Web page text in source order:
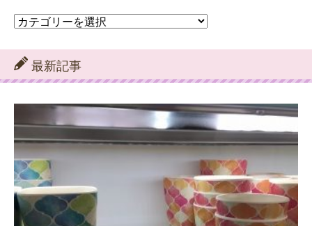
カ
ゴ
リ
ー
最新記事